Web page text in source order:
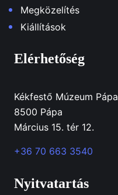
Megközelítés
Kiállítások
Elérhetőség
Kékfestő Múzeum Pápa
8500 Pápa
Március 15. tér 12.
+36 70 663 3540
Nyitvatartás